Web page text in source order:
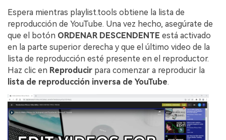
Espera mientras playlist.tools obtiene la lista de
reproducción de YouTube. Una vez hecho, asegúrate de
que el botón ORDENAR DESCENDENTE está activado
en la parte superior derecha y que el último video de la
lista de reproducción esté presente en el reproductor.
Haz clic en Reproducir para comenzar a reproducir la
lista de reproducción inversa de YouTube.